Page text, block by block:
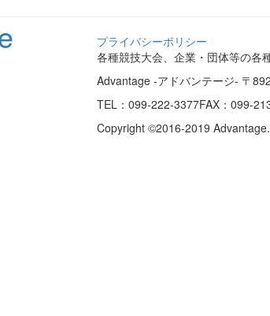
プライバシーポリシー
各種競技大会、企業・団体等の各
Advantage -アドバンテージ- 〒
TEL：099-222-3377FAX：099-
Copyright ©2016-2019